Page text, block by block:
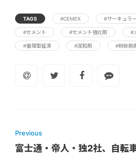
TAGS #CEMEX #サーキュラ
#セメント #セメント強化剤 #
#循環型経済 #混和剤 #粉砕助
Previous
富士通・帝人・独2社、自転